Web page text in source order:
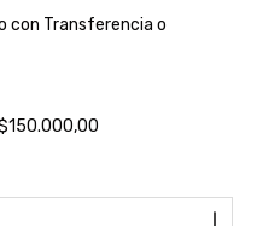
con Transferencia o